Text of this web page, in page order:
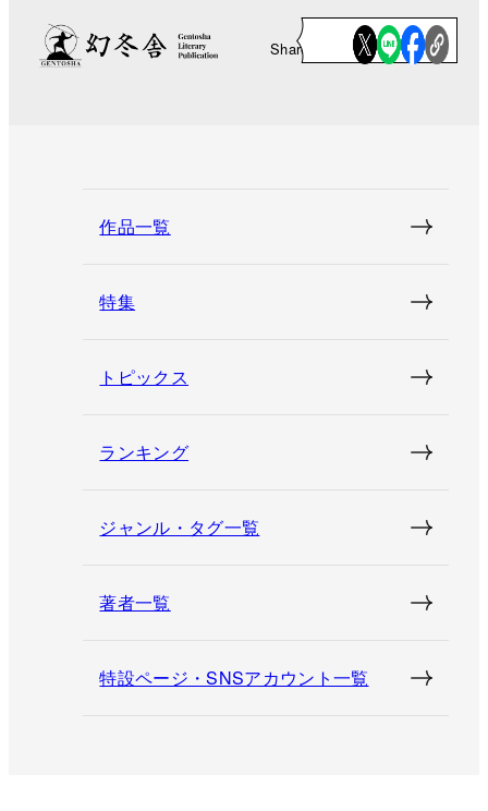
Share
作品一覧
特集
トピックス
ランキング
ジャンル・タグ一覧
著者一覧
特設ページ・SNSアカウント一覧